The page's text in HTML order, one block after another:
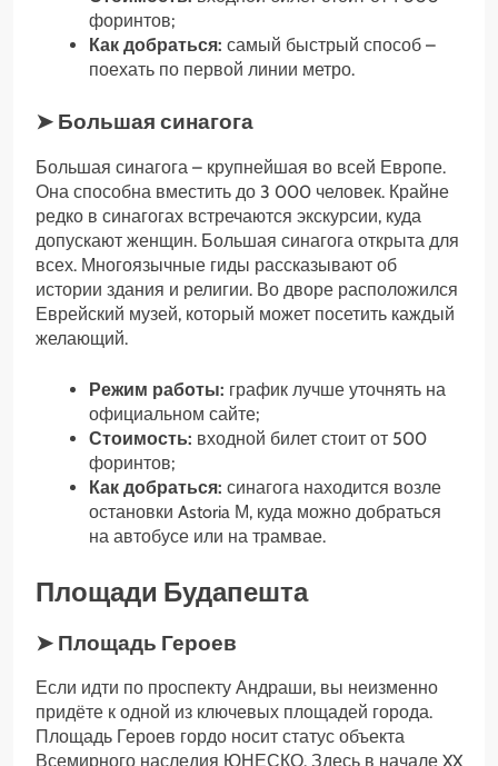
форинтов;
Как добраться: самый быстрый способ –
поехать по первой линии метро.
➤ Большая синагога
Большая синагога – крупнейшая во всей Европе.
Она способна вместить до 3 000 человек. Крайне
редко в синагогах встречаются экскурсии, куда
допускают женщин. Большая синагога открыта для
всех. Многоязычные гиды рассказывают об
истории здания и религии. Во дворе расположился
Еврейский музей, который может посетить каждый
желающий.
Режим работы: график лучше уточнять на
официальном сайте;
Стоимость: входной билет стоит от 500
форинтов;
Как добраться: синагога находится возле
остановки Astoria М, куда можно добраться
на автобусе или на трамвае.
Площади Будапешта
➤ Площадь Героев
Если идти по проспекту Андраши, вы неизменно
придёте к одной из ключевых площадей города.
Площадь Героев гордо носит статус объекта
Всемирного наследия ЮНЕСКО. Здесь в начале XX